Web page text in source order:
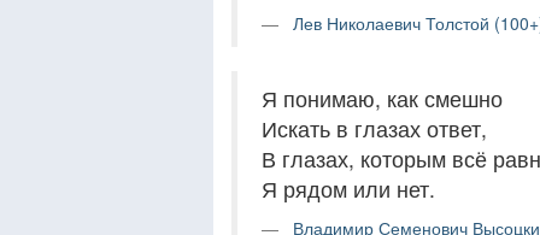
Лев Николаевич Толстой
Я понимаю, как смешно
Искать в глазах ответ,
В глазах, которым всё
Я рядом или нет.
Владимир Семенович